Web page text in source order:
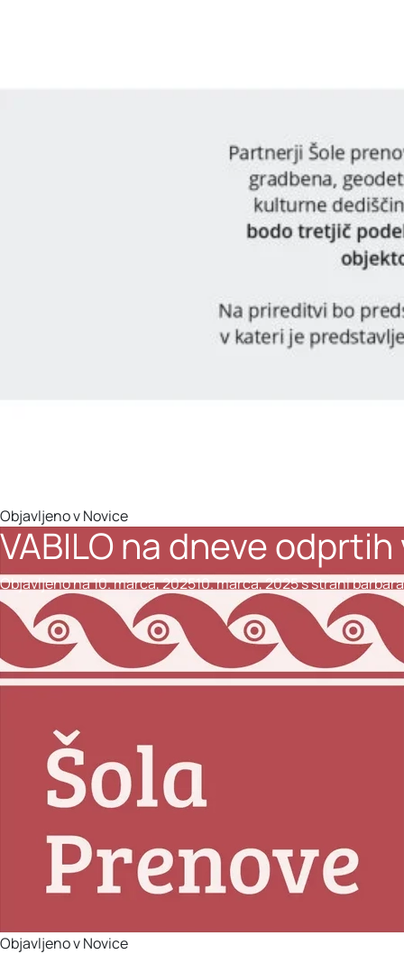
Objavljeno vNovice
VABILO na dneve
Objavljeno na10. marca, 202510. marca, 2025s strani
Objavljeno vNovice